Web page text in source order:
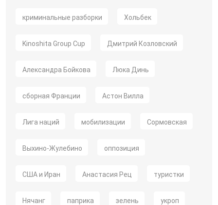
криминальные разборки Хольбек
Kinoshita Group Cup Дмитрий Козловский
Александра Бойкова Люка Динь
сборная Франции Астон Вилла
Лига наций мобилизации Сормовская
Выхино-Жулебино оппозиция
США и Иран Анастасия Рец туристки
Нячанг паприка зелень укроп